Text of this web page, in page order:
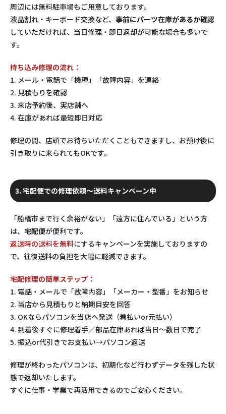
周辺には無料駐車場もご用意しております。
液晶割れ・キーボード交換など、 事前にパーツ在庫があるか確認
していただければ、当日修理・即日返却が可能な場合も多いで
す。
持ち込み修理の流れ：
1. メール・電話で「機種」「故障内容」を連絡
2. 見積もりを確認
3. 来店予約後、実店舗へ
4. 在庫があれば最短即日対応
修理の間、店頭でお待ちいただくこともできますし、お預け後に
引き取りに来られてもOKです。
3. 宅配便での修理依頼～送料キャンペーン中
「船橋市まで行く余裕がない」「遠方に住んでいる」という方
は、 宅配便が便利です。
返送時の送料を無料にするキャンペーンを実施しておりますの
で、往復送料の負担を大幅に軽減できます。
宅配修理の簡単ステップ：
1. 電話・メールで「故障内容」「メーカー・型番」をお知らせ
2. 当店から見積もりと納期目安を回答
3. OKならパソコンを当店へ発送（着払いor元払い）
4. 到着後すぐに修理着手／部品在庫あれば当日～数日で完了
5. 振込or代引きでお支払い→パソコン返送
修理が終わったパソコンは、初期化など行わずデータを残した状
態で返却いたします。
すぐに仕事・学業で再活用できるのでご安心ください。